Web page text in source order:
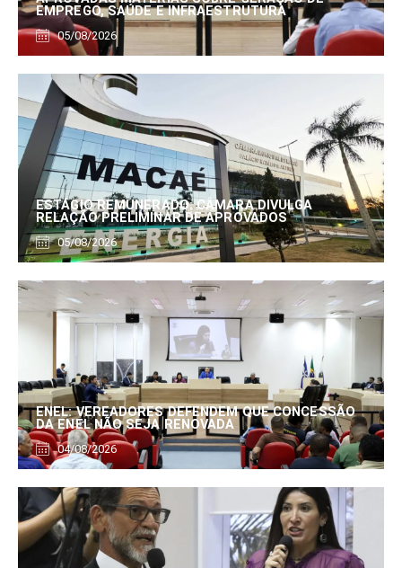
EMPREGO, SAÚDE E INFRAESTRUTURA
05/08/2026
ESTÁGIO REMUNERADO: CÂMARA DIVULGA
RELAÇÃO PRELIMINAR DE APROVADOS
05/08/2026
ENEL: VEREADORES DEFENDEM QUE CONCESSÃO
DA ENEL NÃO SEJA RENOVADA
04/08/2026